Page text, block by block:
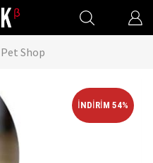
Pet Shop
İNDIRIM 54%